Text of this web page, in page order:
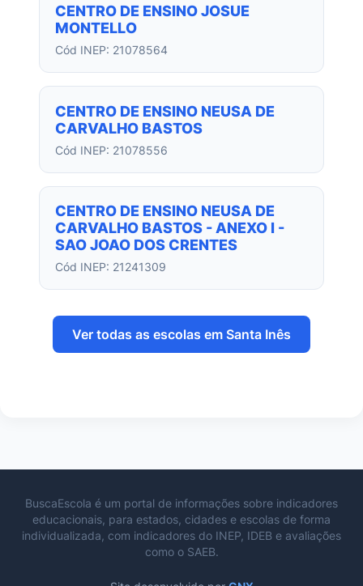
CENTRO DE ENSINO JOSUE
MONTELLO
Cód INEP: 21078564
CENTRO DE ENSINO NEUSA DE
CARVALHO BASTOS
Cód INEP: 21078556
CENTRO DE ENSINO NEUSA DE
CARVALHO BASTOS - ANEXO I -
SAO JOAO DOS CRENTES
Cód INEP: 21241309
Ver todas as escolas em Santa Inês
BuscaEscola é um portal de informações sobre indicadores
educacionais, para estados, cidades e escolas de forma
individualizada, com indicadores do INEP, IDEB e avaliações
como o SAEB.